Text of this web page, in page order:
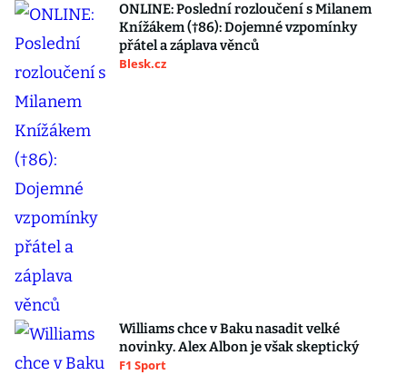
ONLINE: Poslední rozloučení s Milanem
Knížákem (†86): Dojemné vzpomínky
přátel a záplava věnců
Blesk.cz
Williams chce v Baku nasadit velké
novinky. Alex Albon je však skeptický
F1 Sport